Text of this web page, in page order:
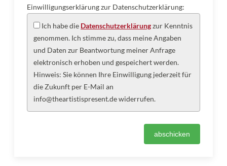
Einwilligungserklärung zur Datenschutzerklärung:
Ich habe die Datenschutzerklärungzur Kenntnis
genommen. Ich stimme zu, dass meine Angaben
und Daten zur Beantwortung meiner Anfrage
elektronisch erhoben und gespeichert werden.
Hinweis: Sie können Ihre Einwilligung jederzeit für
die Zukunft per E-Mail an
info@theartistispresent.de widerrufen.